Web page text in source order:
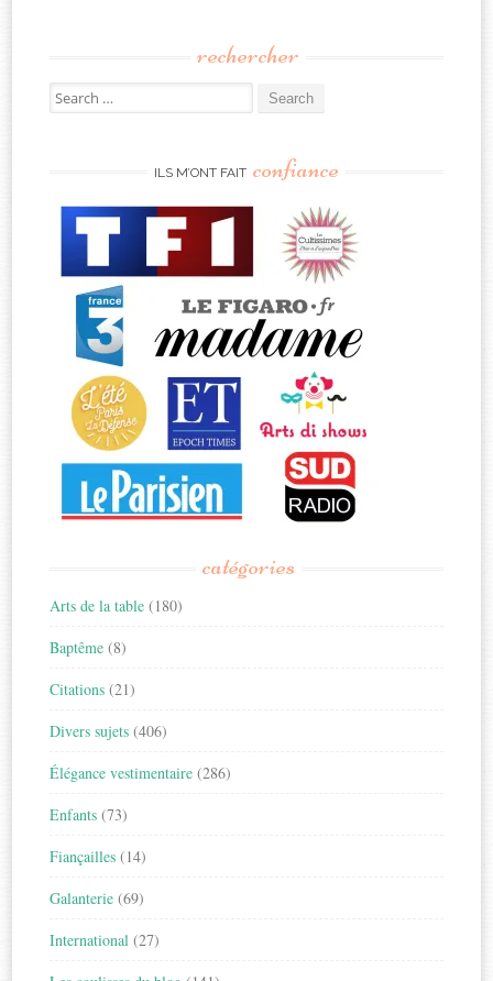
rechercher
Search
for:
ILS M’ONT FAIT confiance
catégories
Arts de la table (180)
Baptême (8)
Citations (21)
Divers sujets (406)
Élégance vestimentaire (286)
Enfants (73)
Fiançailles (14)
Galanterie (69)
International (27)